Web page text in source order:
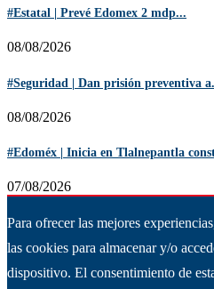
#Estatal | Prevé Edomex 2 mdp...
08/08/2026
#Seguridad | Dan prisión preventiva
08/08/2026
#Edoméx | Inicia en Tlalnepantla
07/08/2026
Para ofrecer las mejores
las cookies para almacenar y/o
dispositivo. El consentimiento de